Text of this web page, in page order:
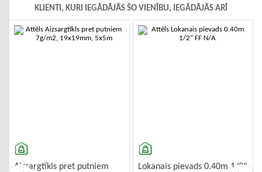
KLIENTI, KURI IEGĀDĀJĀS ŠO VIENĪBU, IEGĀDĀJĀS ARĪ
Aizsargtīkls pret putniem
Lokanais pievads 0.40m 1/2"